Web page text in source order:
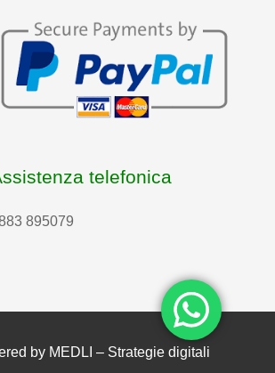
telefonica
895079
by MEDLI – Strategie digitali